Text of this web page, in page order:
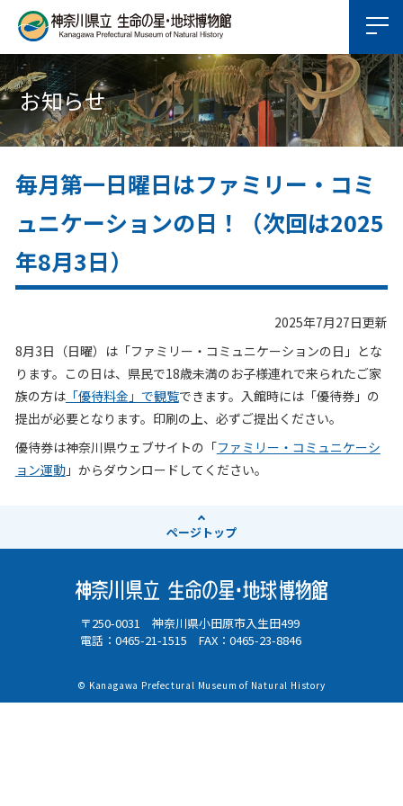
お知らせ
毎月第一日曜日はファミリー・コミ
ュニケーションの日！（次回は2025
年8月3日）
2025年7月27日更新
8月3日（日曜）は「ファミリー・コミュニケーションの日」とな
ります。この日は、県民で18歳未満のお子様連れで来られたご家
族の方は「優待料金」で観覧できます。入館時には「優待券」の
提出が必要となります。印刷の上、必ずご提出ください。
優待券は神奈川県ウェブサイトの「ファミリー・コミュニケーシ
ョン運動」からダウンロードしてください。
ページトップ
〒250-0031 神奈川県小田原市入生田499
電話：0465-21-1515 FAX：0465-23-8846
© Kanagawa Prefectural Museum of Natural History